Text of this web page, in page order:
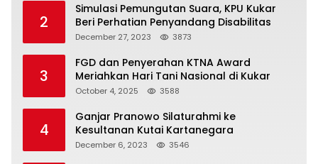
2
Simulasi Pemungutan Suara, KPU Kukar
Beri Perhatian Penyandang Disabilitas
December 27, 2023 3873
3
FGD dan Penyerahan KTNA Award
Meriahkan Hari Tani Nasional di Kukar
October 4, 2025 3588
4
Ganjar Pranowo Silaturahmi ke
Kesultanan Kutai Kartanegara
December 6, 2023 3546